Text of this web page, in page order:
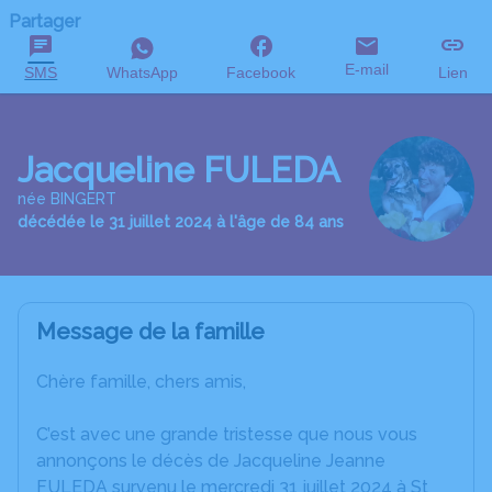
Partager
SMS WhatsApp Facebook E-mail Lien
Jacqueline FULEDA
née BINGERT
décédée le 31 juillet 2024 à l'âge de 84 ans
Message de la famille
Chère famille, chers amis,
C’est avec une grande tristesse que nous vous
annonçons le décès de Jacqueline Jeanne
FULEDA survenu le mercredi 31 juillet 2024 à St